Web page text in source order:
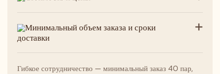
Минимальный объем заказа и сроки
доставки
Гибкое сотрудничество — минимальный заказ 40 пар,